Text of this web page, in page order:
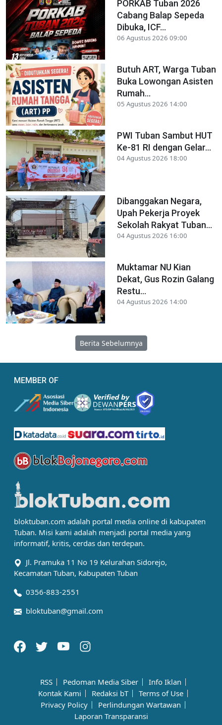
PORKAB Tuban 2026
Cabang Balap Sepeda
Dibuka, ICF...
06 Agustus 2026 09:00
Butuh ART, Warga Tuban
Buka Lowongan Asisten
Rumah...
05 Agustus 2026 14:00
PWI Tuban Sambut HUT
Ke-81 RI dengan Gelar...
04 Agustus 2026 18:00
Dibanggakan Negara,
Upah Pekerja Proyek
Sekolah Rakyat Tuban...
04 Agustus 2026 16:00
Muktamar NU Kian
Dekat, Gus Rozin Galang
Restu...
04 Agustus 2026 14:00
Berita Sebelumnya
MEMBER OF
bloktuban.com adalah portal media online di kabupaten
Tuban. Misi kami adalah menjadi portal media yang
informatif, kritis, cerdas dan terdepan.
Jl. Pramuka 11 No 19 Kelurahan Sidorejo,
Kecamatan Tuban, Kabupaten Tuban
0356-883-2551
bloktuban@gmail.com
RSS Pedoman Media Siber
Info Iklan
Kontak Kami
Redaksi bT
Terms of Use
Privacy Policy
Perlindungan Wartawan
Laporan Transparansi